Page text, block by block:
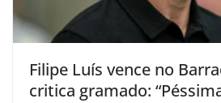
Filipe Luís vence no
critica gramado: